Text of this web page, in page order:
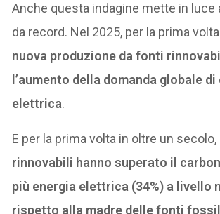
Anche questa indagine mette in luce
da record. Nel 2025, per la prima
nuova produzione da fonti
l’aumento della domanda globale di
elettrica.
E per la prima volta in oltre un secolo,
rinnovabili hanno superato il
più energia elettrica (34%) a livello
rispetto alla madre delle fonti